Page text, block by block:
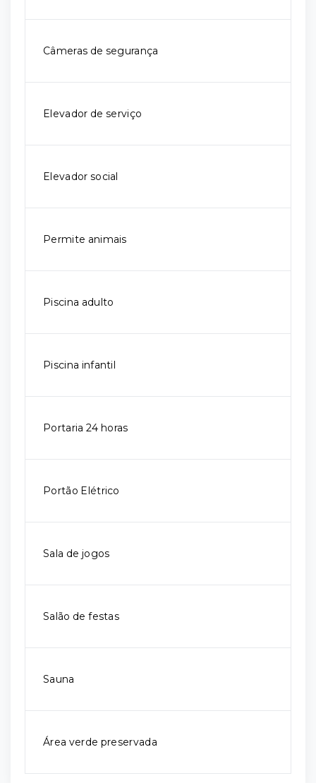
Câmeras de segurança
Elevador de serviço
Elevador social
Permite animais
Piscina adulto
Piscina infantil
Portaria 24 horas
Portão Elétrico
Sala de jogos
Salão de festas
Sauna
Área verde preservada